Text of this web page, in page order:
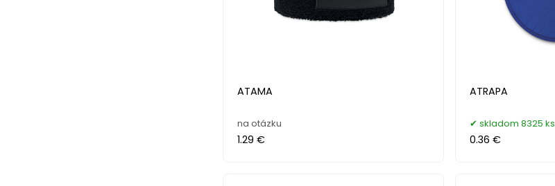
ATAMA
na otázku
1.29 €
ATRAPA
skladom 8325 ks
0.36 €